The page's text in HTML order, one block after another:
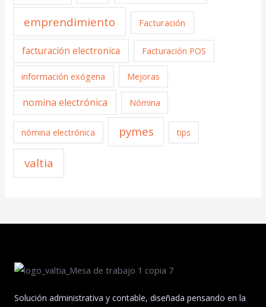
emprendimiento Facturación
facturación electronica Facturación POS
información exógena Mejoras
nomina electrónica Nómina
nómina electrónica pymes tips
valtia
Solución administrativa y contable, diseñada pensando en la